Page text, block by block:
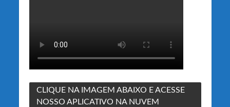
CLIQUE NA IMAGEM ABAIXO E ACESSE
NOSSO APLICATIVO NA NUVEM